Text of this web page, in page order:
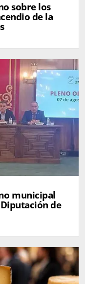
sobre los
de la
municipal
de